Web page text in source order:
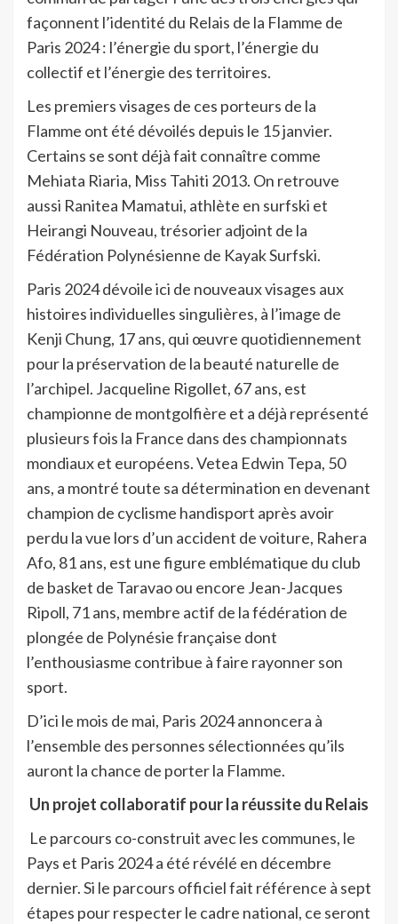
façonnent l’identité du Relais de la Flamme de
Paris 2024 : l’énergie du sport, l’énergie du
collectif et l’énergie des territoires.
Les premiers visages de ces porteurs de la
Flamme ont été dévoilés depuis le 15 janvier.
Certains se sont déjà fait connaître comme
Mehiata Riaria, Miss Tahiti 2013. On retrouve
aussi Ranitea Mamatui, athlète en surfski et
Heirangi Nouveau, trésorier adjoint de la
Fédération Polynésienne de Kayak Surfski.
Paris 2024 dévoile ici de nouveaux visages aux
histoires individuelles singulières, à l’image de
Kenji Chung, 17 ans, qui œuvre quotidiennement
pour la préservation de la beauté naturelle de
l’archipel. Jacqueline Rigollet, 67 ans, est
championne de montgolfière et a déjà représenté
plusieurs fois la France dans des championnats
mondiaux et européens. Vetea Edwin Tepa, 50
ans, a montré toute sa détermination en devenant
champion de cyclisme handisport après avoir
perdu la vue lors d’un accident de voiture, Rahera
Afo, 81 ans, est une figure emblématique du club
de basket de Taravao ou encore Jean-Jacques
Ripoll, 71 ans, membre actif de la fédération de
plongée de Polynésie française dont
l’enthousiasme contribue à faire rayonner son
sport.
D’ici le mois de mai, Paris 2024 annoncera à
l’ensemble des personnes sélectionnées qu’ils
auront la chance de porter la Flamme.
Un projet collaboratif pour la réussite du Relais
Le parcours co-construit avec les communes, le
Pays et Paris 2024 a été révélé en décembre
dernier. Si le parcours officiel fait référence à sept
étapes pour respecter le cadre national, ce seront